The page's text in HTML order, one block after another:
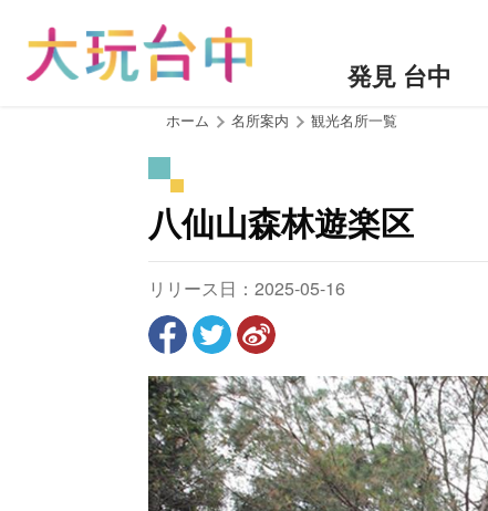
発見 台中
ホーム 名所案内 観光名所一覧
八仙山森林遊楽区
リリース日：2025-05-16